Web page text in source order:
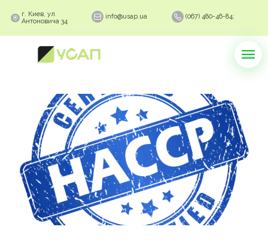
г. Киев, ул.
Антоновича 34
info@usap.ua (067) 480-46-84;